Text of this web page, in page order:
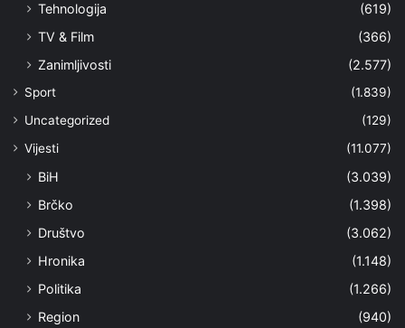
Tehnologija
(619)
TV & Film
(366)
Zanimljivosti
(2.577)
Sport
(1.839)
Uncategorized
(129)
Vijesti
(11.077)
BiH
(3.039)
Brčko
(1.398)
Društvo
(3.062)
Hronika
(1.148)
Politika
(1.266)
Region
(940)